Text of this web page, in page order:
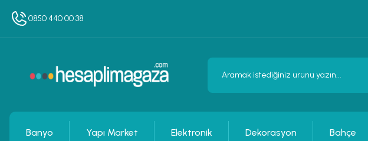
0850 440 00 38
Banyo Yapı Market Elektronik Dekorasyon Bahçe